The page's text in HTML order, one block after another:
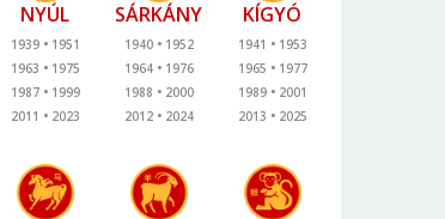
NYÚL
1939
1951
1963
1975
1987
1999
2011
2023
SÁRKÁNY
1940
1952
1964
1976
1988
2000
2012
2024
KÍGYÓ
1941
1953
1965
1977
1989
2001
2013
2025